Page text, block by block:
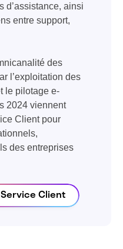
d’assistance, ainsi
entre support,
des
l’exploitation des
le pilotage e-
2024 viennent
Client pour
des entreprises
Client